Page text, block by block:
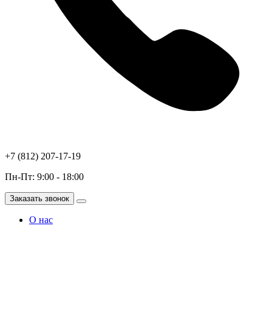
+7 (812) 207-17-19
Пн-Пт: 9:00 - 18:00
Заказать звонок
О нас